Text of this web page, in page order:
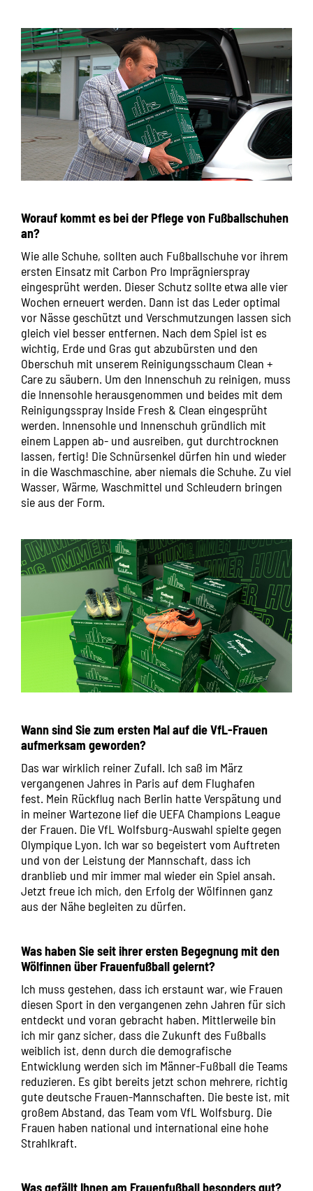
Worauf kommt es bei der Pflege von Fußballschuhen
an?
Wie alle Schuhe, sollten auch Fußballschuhe vor ihrem
ersten Einsatz mit Carbon Pro Imprägnierspray
eingesprüht werden. Dieser Schutz sollte etwa alle vier
Wochen erneuert werden. Dann ist das Leder optimal
vor Nässe geschützt und Verschmutzungen lassen sich
gleich viel besser entfernen. Nach dem Spiel ist es
wichtig, Erde und Gras gut abzubürsten und den
Oberschuh mit unserem Reinigungsschaum Clean +
Care zu säubern. Um den Innenschuh zu reinigen, muss
die Innensohle herausgenommen und beides mit dem
Reinigungsspray Inside Fresh & Clean eingesprüht
werden. Innensohle und Innenschuh gründlich mit
einem Lappen ab- und ausreiben, gut durchtrocknen
lassen, fertig! Die Schnürsenkel dürfen hin und wieder
in die Waschmaschine, aber niemals die Schuhe. Zu viel
Wasser, Wärme, Waschmittel und Schleudern bringen
sie aus der Form.
Wann sind Sie zum ersten Mal auf die VfL-Frauen
aufmerksam geworden?
Das war wirklich reiner Zufall. Ich saß im März
vergangenen Jahres in Paris auf dem Flughafen
fest. Mein Rückflug nach Berlin hatte Verspätung und
in meiner Wartezone lief die UEFA Champions League
der Frauen. Die VfL Wolfsburg-Auswahl spielte gegen
Olympique Lyon. Ich war so begeistert vom Auftreten
und von der Leistung der Mannschaft, dass ich
dranblieb und mir immer mal wieder ein Spiel ansah.
Jetzt freue ich mich, den Erfolg der Wölfinnen ganz
aus der Nähe begleiten zu dürfen.
Was haben Sie seit ihrer ersten Begegnung mit den
Wölfinnen über Frauenfußball gelernt?
Ich muss gestehen, dass ich erstaunt war, wie Frauen
diesen Sport in den vergangenen zehn Jahren für sich
entdeckt und voran gebracht haben. Mittlerweile bin
ich mir ganz sicher, dass die Zukunft des Fußballs
weiblich ist, denn durch die demografische
Entwicklung werden sich im Männer-Fußball die Teams
reduzieren. Es gibt bereits jetzt schon mehrere, richtig
gute deutsche Frauen-Mannschaften. Die beste ist, mit
großem Abstand, das Team vom VfL Wolfsburg. Die
Frauen haben national und international eine hohe
Strahlkraft.
Was gefällt Ihnen am Frauenfußball besonders gut?